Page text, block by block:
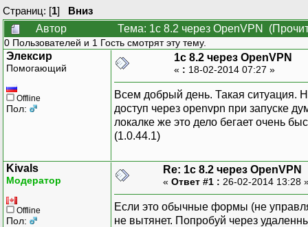
Страниц: [1] Вниз
Автор
Тема: 1с 8.2 через OpenVPN
0 Пользователей и 1 Гость смотрят эту тему.
Элексир
Помогающий
Offline
Пол:
1с 8.2 через OpenVPN
« : 18-02-2014 07:27 »
Всем добрый день. Такая ситуация.
доступ через openvpn при запуске
локалке же это дело бегает очень
(1.0.44.1)
Kivals
Модератор
Offline
Пол:
Re: 1с 8.2 через OpenVPN
« Ответ #1 : 26-02-2014 13:28
Если это обычные формы (не
не вытянет. Попробуй через